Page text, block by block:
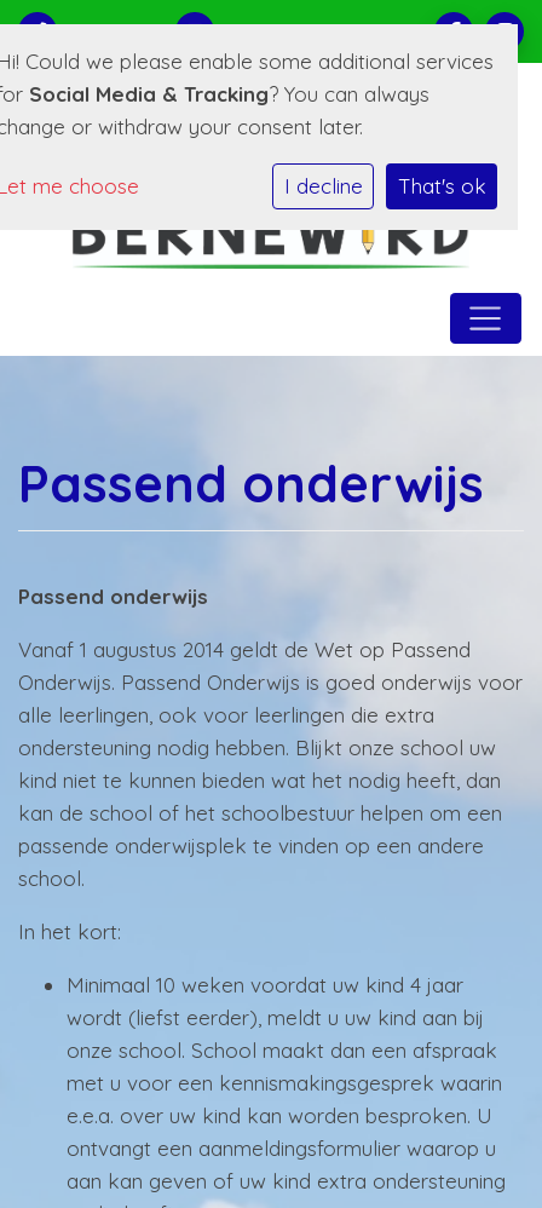
0519-221373 E-mailadres
Passend onderwijs
Passend onderwijs
Vanaf 1 augustus 2014 geldt de Wet op Passend
Onderwijs. Passend Onderwijs is goed onderwijs voor
alle leerlingen, ook voor leerlingen die extra
ondersteuning nodig hebben. Blijkt onze school uw
kind niet te kunnen bieden wat het nodig heeft, dan
kan de school of het schoolbestuur helpen om een
passende onderwijsplek te vinden op een andere
school.
In het kort:
Minimaal 10 weken voordat uw kind 4 jaar
wordt (liefst eerder), meldt u uw kind aan bij
onze school. School maakt dan een afspraak
met u voor een kennismakingsgesprek waarin
e.e.a. over uw kind kan worden besproken. U
ontvangt een aanmeldingsformulier waarop u
aan kan geven of uw kind extra ondersteuning
Could we please enable some additional services
Social Media & Tracking? You can always
or withdraw your consent later.
me choose I decline That's ok